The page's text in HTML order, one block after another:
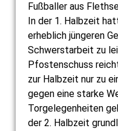
Fußballer aus
In der 1. Halbzeit
erheblich jüngeren
Schwerstarbeit zu
Pfostenschuss
zur Halbzeit nur zu
gegen eine starke
Torgelegenheiten
der 2. Halbzeit